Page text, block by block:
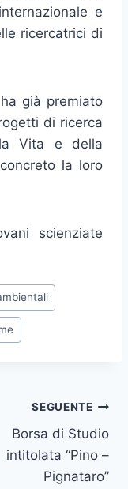
e
ricercatrici di
già premiato
di ricerca
Vita e della
la loro
scienziate
SEGUENTE
Borsa di Studio
intitolata “Pino –
Pignataro”